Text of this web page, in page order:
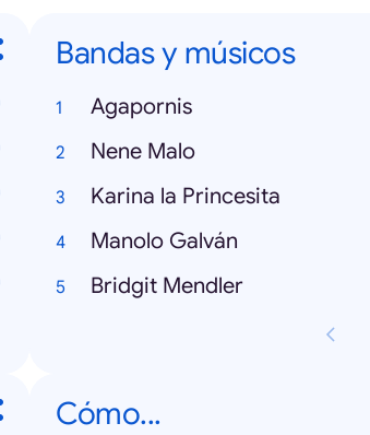
Bandas y músicos
Agapornis
Nene Malo
Karina la Princesita
Manolo Galván
Bridgit Mendler
Cómo...